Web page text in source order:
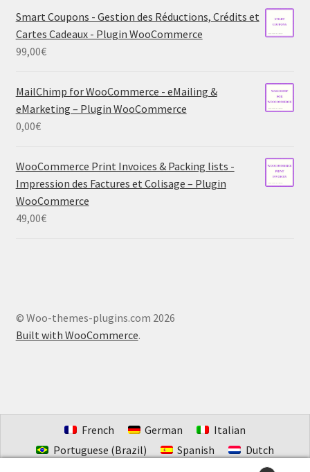
Smart Coupons - Gestion des Réductions, Crédits et
Cartes Cadeaux - Plugin WooCommerce
99,00€
MailChimp for WooCommerce - eMailing &
eMarketing – Plugin WooCommerce
0,00€
WooCommerce Print Invoices & Packing lists -
Impression des Factures et Colisage – Plugin
WooCommerce
49,00€
© Woo-themes-plugins.com 2026
Built with WooCommerce.
French German
Italian
Portuguese (Brazil)
Spanish
Dutch